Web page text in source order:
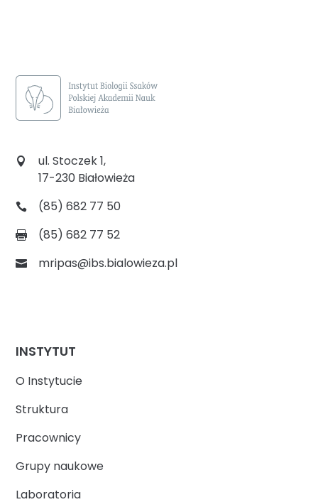
ul. Stoczek 1,
17-230 Białowieża
(85) 682 77 50
(85) 682 77 52
mripas@ibs.bialowieza.pl
INSTYTUT
O Instytucie
Struktura
Pracownicy
Grupy naukowe
Laboratoria